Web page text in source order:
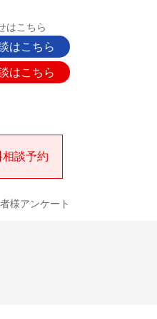
はこちら
はこちら
はこちら
相談予約
様アンケート